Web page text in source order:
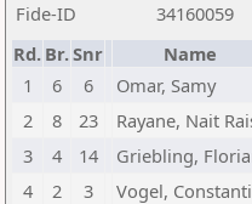
Fide-ID
34160059
Rd. Br.Snr Name
1
6 6 Omar, Samy
2
8 23 Rayane, Nait
3
4 14 Griebling,
4
2 3 Vogel,